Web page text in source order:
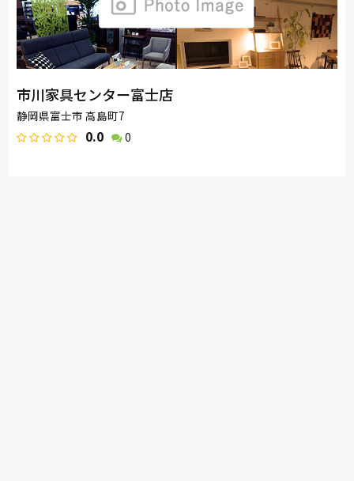
市川家具センター富士店
静岡県富士市 高島町7
0.0 0